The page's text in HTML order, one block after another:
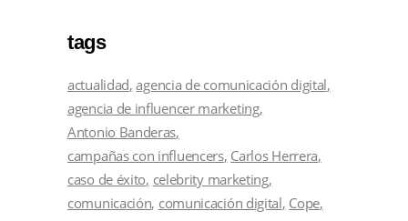
tags
actualidad agencia de comunicación digital
agencia de influencer marketing
Antonio Banderas
campañas con influencers Carlos Herrera
caso de éxito celebrity marketing
comunicación comunicación digital Cope